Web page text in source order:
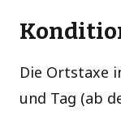
Die Ortstaxe
und Tag (ab